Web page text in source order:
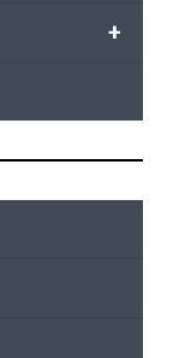
+